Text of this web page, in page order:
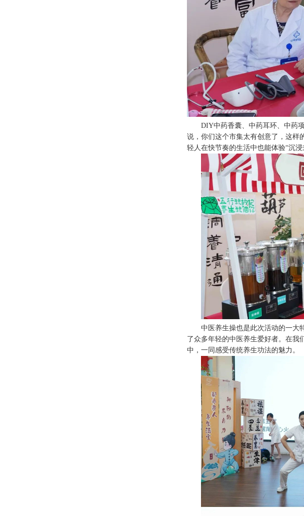
DIY中药香囊、中药耳环、中药
说，你们这个市集太有创意了，这样
轻人在快节奏的生活中也能体验“沉浸
中医养生操也是此次活动的一大
了众多年轻的中医养生爱好者。在我
中，一同感受传统养生功法的魅力。